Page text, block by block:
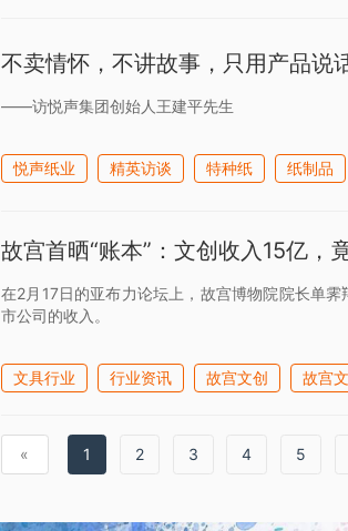
不卖情怀，不讲故事，只用产品说
——访悦声集团创始人王建平先生
悦声纸业 精英访谈 特种纸 纸制品
故宫首晒“账本”：文创收入15亿，
在2月17日的亚布力论坛上，故宫博物院院长单
市公司的收入。
文具行业 行业资讯 故宫文创 故宫
« 1 2 3 4 5